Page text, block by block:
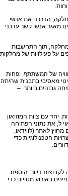
הדרכנו את אנשי
מאגר אנשי קשר עדכני
מחלקה, תוך התחשבות
על פעילויות של מחלקות
של המשתתף, ופחות
מאסיבי בתבנית שהיתה
גבוהים ביותר –
יחד עם צוות המוזיאון
ל, את נתוני הפתיחה
לאתר (לווידאו,
הטכנולוגיות כדי
דיוור. הוספנו
באירוע מסויים כדי